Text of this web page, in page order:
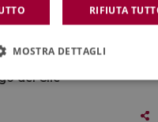
2026, la
del Cile
RIFIUTA
MOSTRA DETTAGLI